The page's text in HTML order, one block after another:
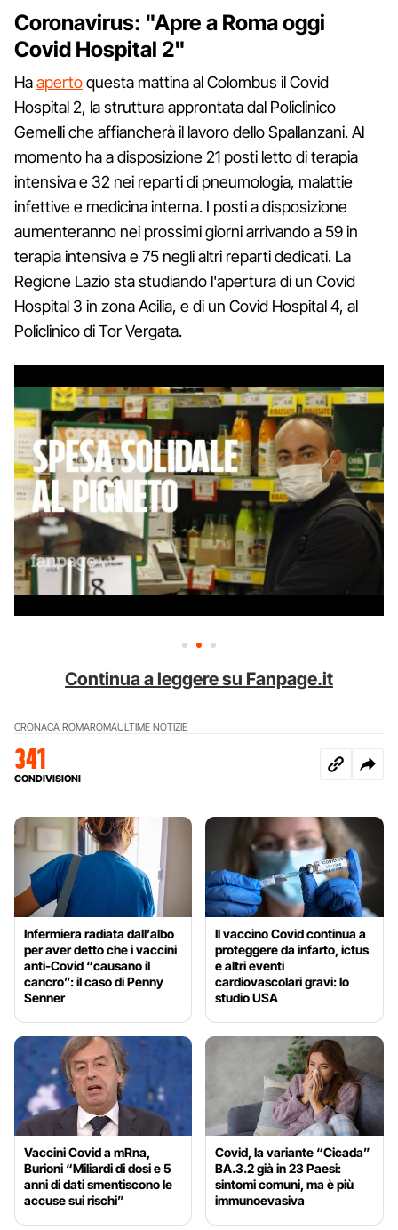
Coronavirus: "Apre a Roma oggi
Covid Hospital 2"
Haapertoquesta mattina al Colombus il Covid
Hospital 2, la struttura approntata dal Policlinico
Gemelli che affiancherà il lavoro dello Spallanzani. Al
momento ha a disposizione 21 posti letto di terapia
intensiva e 32 nei reparti di pneumologia, malattie
infettive e medicina interna. I posti a disposizione
aumenteranno nei prossimi giorni arrivando a 59 in
terapia intensiva e 75 negli altri reparti dedicati. La
Regione Lazio sta studiando l'apertura di un Covid
Hospital 3 in zona Acilia, e di un Covid Hospital 4, al
Policlinico di Tor Vergata.
Continua a leggere su Fanpage.it
CRONACA ROMAROMAULTIME NOTIZIE
341
CONDIVISIONI
Infermiera radiata dall’albo
per aver detto che i vaccini
anti-Covid “causano il
cancro”: il caso di Penny
Senner
Il vaccino Covid continua a
proteggere da infarto, ictus
e altri eventi
cardiovascolari gravi: lo
studio USA
Vaccini Covid a mRna,
Burioni “Miliardi di dosi e 5
anni di dati smentiscono le
accuse sui rischi”
Covid, la variante “Cicada”
BA.3.2 già in 23 Paesi:
sintomi comuni, ma è più
immunoevasiva